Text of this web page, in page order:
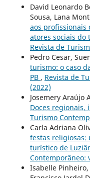
David Leonardo
Sousa, Lana
aos profissionais
atores sociais do
Revista de
Pedro Cesar,
turismo: o caso
PB , Revista de
(2022)
Josemery Araújo
Doces regionais,
Turismo
Carla Adriana
festas religiosas:
turístico de
Contemporâneo:
Isabelle